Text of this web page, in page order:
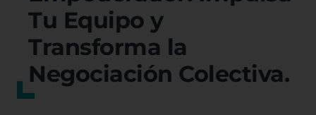
Tu Equipo y
Transforma la
Negociación Colectiva.